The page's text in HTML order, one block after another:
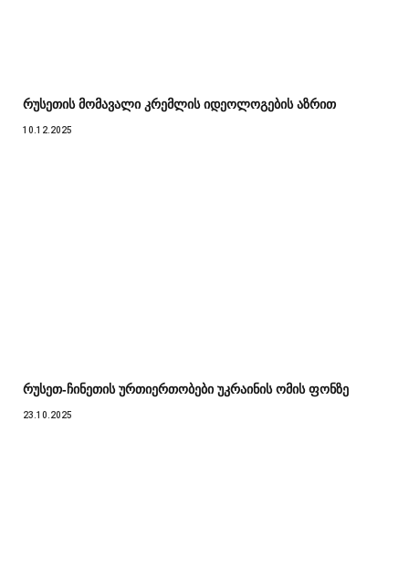
რუსეთის მომავალი კრემლის იდეოლოგების აზრით
10.12.2025
რუსეთ-ჩინეთის ურთიერთობები უკრაინის ომის ფონზე
23.10.2025